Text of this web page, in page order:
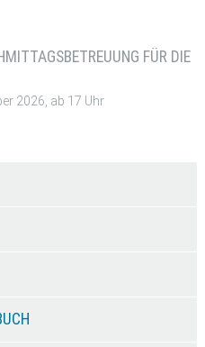
FÜR DIE
2026, ab 17 Uhr